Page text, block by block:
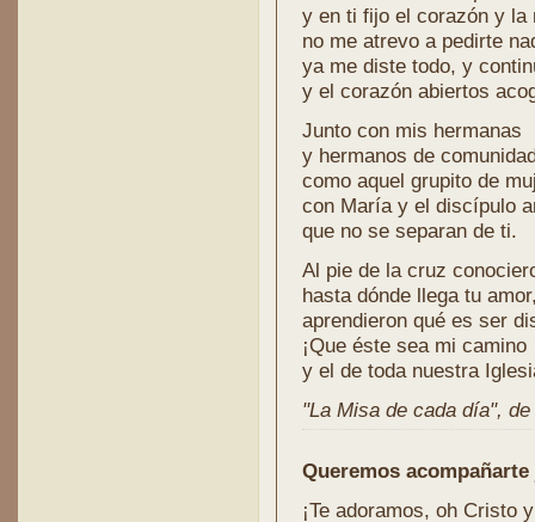
y en ti fijo el corazón y la
no me atrevo a pedirte
ya me diste todo, y
y el corazón abiertos
Junto con mis hermanas
y hermanos de
como aquel grupito de
con María y el discípulo
que no se separan de ti.
Al pie de la cruz
hasta dónde llega tu
aprendieron qué es ser
¡Que éste sea mi camino
y el de toda nuestra
"La Misa de cada día",
Queremos
¡Te adoramos, oh Cristo